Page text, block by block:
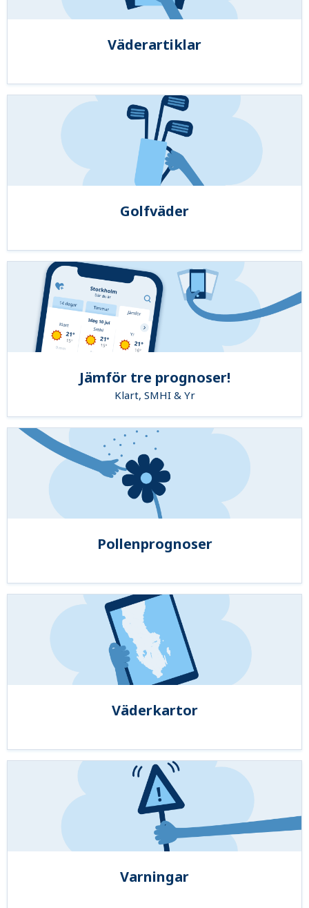
Väderartiklar
Golfväder
Jämför tre prognoser!
Klart, SMHI & Yr
Pollenprognoser
Väderkartor
Varningar